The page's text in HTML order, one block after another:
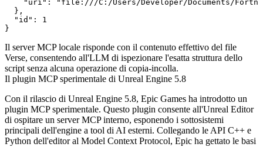
"uri": "file:///C:/Users/Developer/Documents/
  },
  "id": 1
Il server MCP locale risponde con il contenuto effettivo del file
Verse, consentendo all'LLM di ispezionare l'esatta struttura dello
script senza alcuna operazione di copia-incolla.
Il plugin MCP sperimentale di Unreal Engine 5.8
Con il rilascio di Unreal Engine 5.8, Epic Games ha introdotto un
plugin MCP sperimentale. Questo plugin consente all'Unreal Editor
di ospitare un server MCP interno, esponendo i sottosistemi
principali dell'engine a tool di AI esterni. Collegando le API C++ e
Python dell'editor al Model Context Protocol, Epic ha gettato le basi